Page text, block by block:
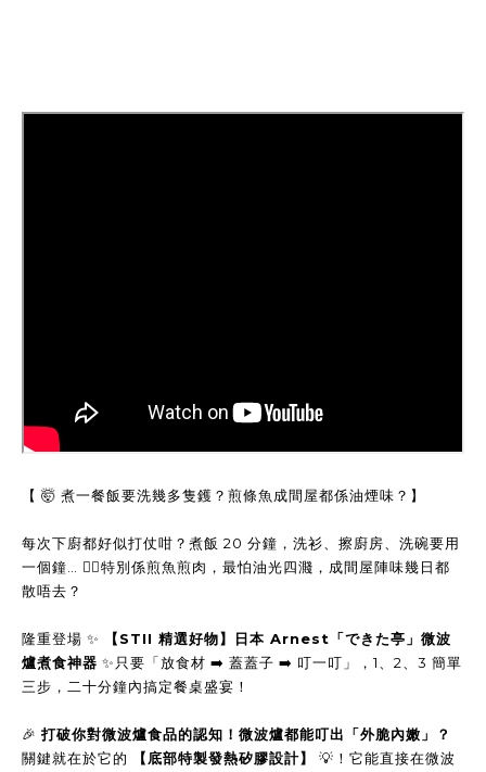
【 🤯 煮一餐飯要洗幾多隻鑊？煎條魚成間屋都係油煙味？】
每次下廚都好似打仗咁？煮飯 20 分鐘，洗衫、擦廚房、洗碗要用
一個鐘… 🤦‍♀️特別係煎魚煎肉，最怕油光四濺，成間屋陣味幾日都
散唔去？
隆重登場 ✨
【STII 精選好物】日本 Arnest「できた亭」微波
爐煮食神器 ✨只要「放食材 ➡️ 蓋蓋子 ➡️ 叮一叮」，1、2、3 簡單
三步，二十分鐘內搞定餐桌盛宴！
🎉 打破你對微波爐食品的認知！微波爐都能叮出「外脆內嫩」？
關鍵就在於它的
【底部特製發熱矽膠設計】
💡！它能直接在微波